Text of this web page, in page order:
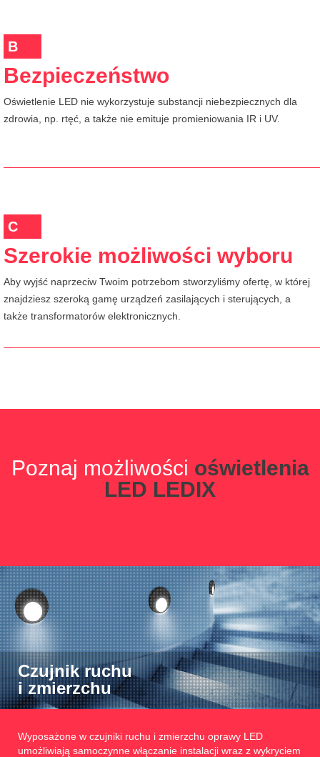
B
Bezpieczeństwo
Oświetlenie LED nie wykorzystuje substancji niebezpiecznych dla
zdrowia, np. rtęć, a także nie emituje promieniowania IR i UV.
C
Szerokie możliwości wyboru
Aby wyjść naprzeciw Twoim potrzebom stworzyliśmy ofertę, w której
znajdziesz szeroką gamę urządzeń zasilających i sterujących, a
także transformatorów elektronicznych.
Poznaj możliwości oświetlenia
LED LEDIX
Czujnik ruchu
i zmierzchu
Wyposażone w czujniki ruchu i zmierzchu oprawy LED
umożliwiają samoczynne włączanie instalacji wraz z wykryciem